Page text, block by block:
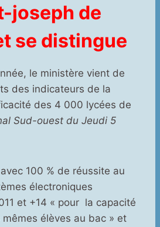
joseph de
se distingue
le ministère vient de
des indicateurs de la
des 4 000 lycées de
Sud-ouest du Jeudi 5
100 % de réussite au
électroniques
et +14 « pour la capacité
élèves au bac » et